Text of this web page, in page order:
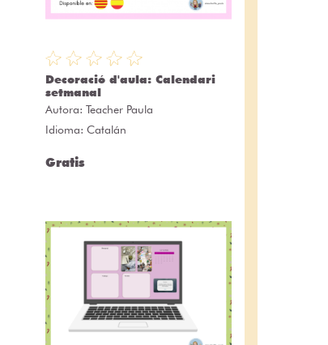
Decoració d'aula: Calendari
setmanal
Autora: Teacher Paula
Idioma: Catalán
Gratis